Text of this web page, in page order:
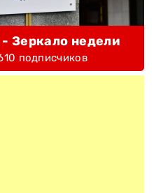
- Зеркало недели
подписчиков